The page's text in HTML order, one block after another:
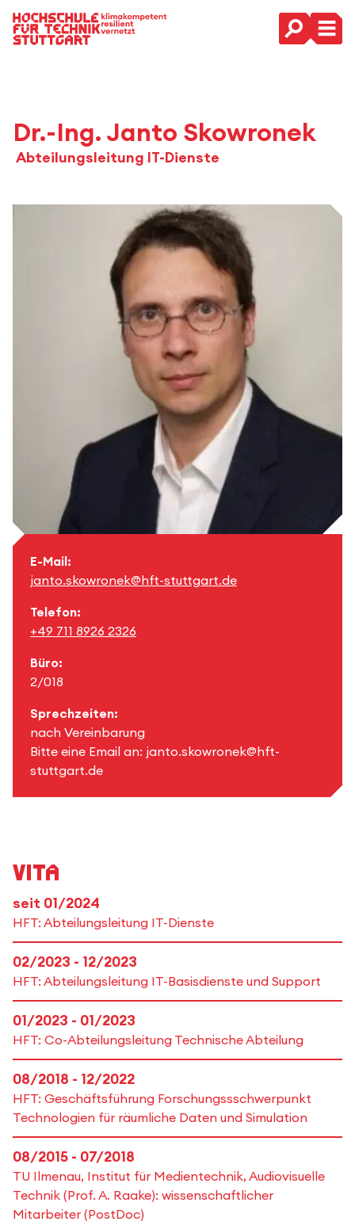
Hauptnavigation
Dr.-Ing. Janto Skowronek
Abteilungsleitung IT-Dienste
E-Mail:
janto.skowronek@hft-stuttgart.de
Telefon:
+49 711 8926 2326
Büro:
2/018
Sprechzeiten:
nach Vereinbarung
Bitte eine Email an: janto.skowronek@hft-
stuttgart.de
Vita
seit 01/2024
HFT: Abteilungsleitung IT-Dienste
02/2023 - 12/2023
HFT: Abteilungsleitung IT-Basisdienste und Support
01/2023 - 01/2023
HFT: Co-Abteilungsleitung Technische Abteilung
08/2018 - 12/2022
HFT: Geschäftsführung Forschungssschwerpunkt
Technologien für räumliche Daten und Simulation
08/2015 - 07/2018
TU Ilmenau, Institut für Medientechnik, Audiovisuelle
Technik (Prof. A. Raake): wissenschaftlicher
Mitarbeiter (PostDoc)